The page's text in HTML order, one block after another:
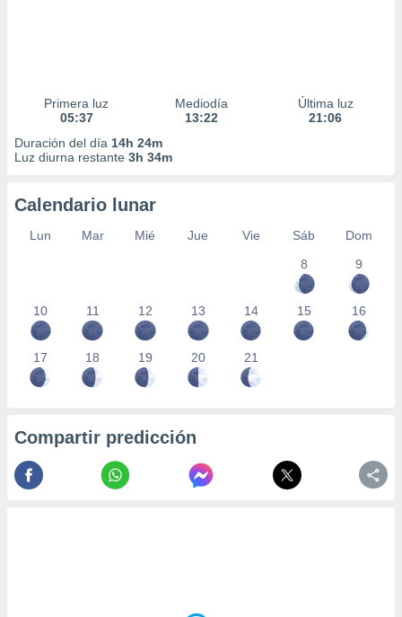
Primera luz
05:37
Mediodía
13:22
Última luz
21:06
Duración del día 14h 24m
Luz diurna restante 3h 34m
Calendario lunar
Lun Mar Mié Jue Vie Sáb
Dom
8
9
10 11 12 13 14 15 16
17 18 19 20 21
Compartir predicción